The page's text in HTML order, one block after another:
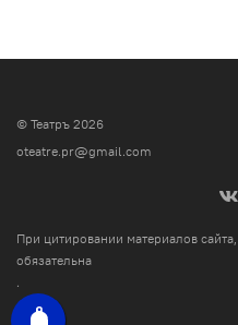
© Театръ 2026
oteatre.pr@gmail.com
При цитировании материалов
обязательна
.